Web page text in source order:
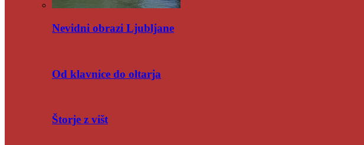
Nevidni obrazi Ljubljane
Od klavnice do oltarja
Štorje z višt